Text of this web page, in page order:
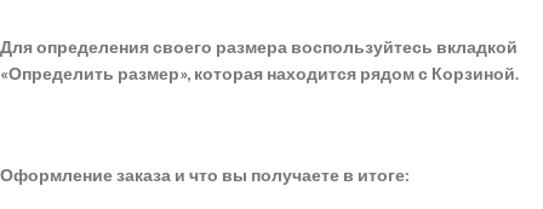
Для определения своего размера воспользуйтесь вкладкой
«Определить размер», которая находится рядом с Корзиной.
Оформление заказа и что вы получаете в итоге: